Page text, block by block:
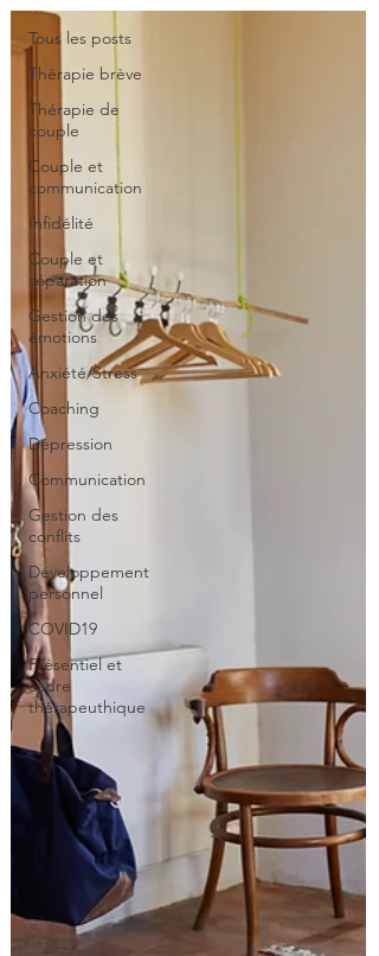
Tous les posts
Thérapie brève
Thérapie de
couple
Couple et
communication
Infidélité
Couple et
séparation
Gestion des
émotions
Anxiété/Stress
Coaching
Dépression
Communication
Gestion des
conflits
Développement
personnel
COVID19
Présentiel et
cadre
thérapeuthique